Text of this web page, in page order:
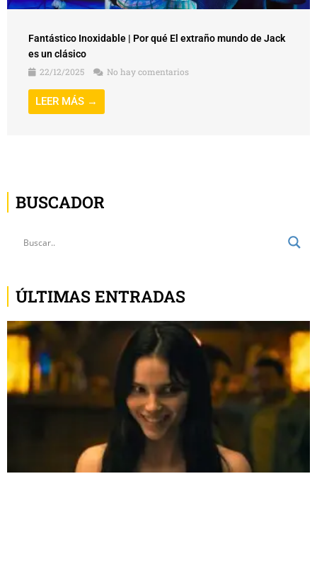
Fantástico Inoxidable | Por qué El extraño mundo de Jack
es un clásico
22/12/2025
No hay comentarios
LEER MÁS →
BUSCADOR
ÚLTIMAS ENTRADAS